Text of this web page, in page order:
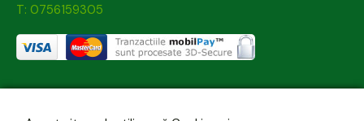
T: 0756159305